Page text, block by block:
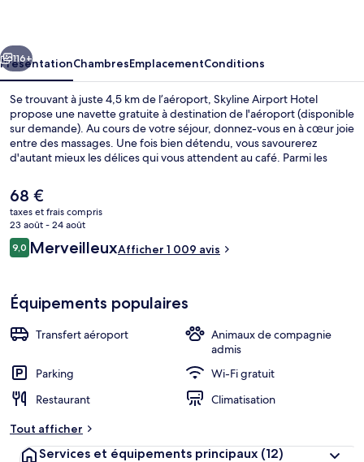
Suivant
116+
PrésentationChambresEmplacementConditions
Se trouvant à juste 4,5 km de l’aéroport, Skyline Airport Hotel
propose une navette gratuite à destination de l'aéroport (disponible
sur demande). Au cours de votre séjour, donnez-vous en à cœur joie
entre des massages. Une fois bien détendu, vous savourerez
d'autant mieux les délices qui vous attendent au café. Parmi les
fitness et un sauna. Le personnel attentionné et la proximité avec
l'aéroport remportent un vif succès auprès des autres voyageurs.
Le
prix
actuel
est
de
68 €
taxes et frais compris
23 août - 24 août
Avis
voyageurs
9,09,0 sur 10
MerveilleuxAfficher 1 009 avis
Équipements populaires
Transfert aéroport
Animaux de compagnie
admis
Parking
Wi-Fi gratuit
Restaurant
Climatisation
Tout afficher
Services et équipements principaux (12)